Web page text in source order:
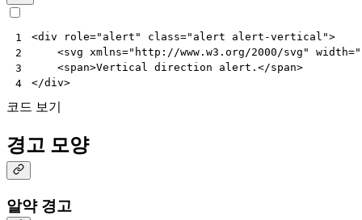
1
2
3
4
<div role="alert" class="alert alert-vertical">
<svg xmlns="http://www.w3.org/2000/svg" width=
<span>Vertical direction alert. </span>
</div>
코드 보기
경고 모양
알약 경고